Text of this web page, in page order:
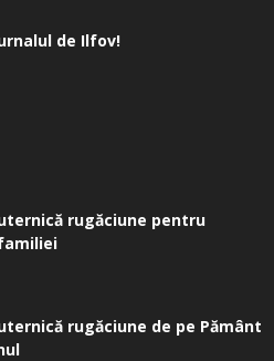
de Ilfov!
rugăciune pentru
rugăciune de pe Pământ